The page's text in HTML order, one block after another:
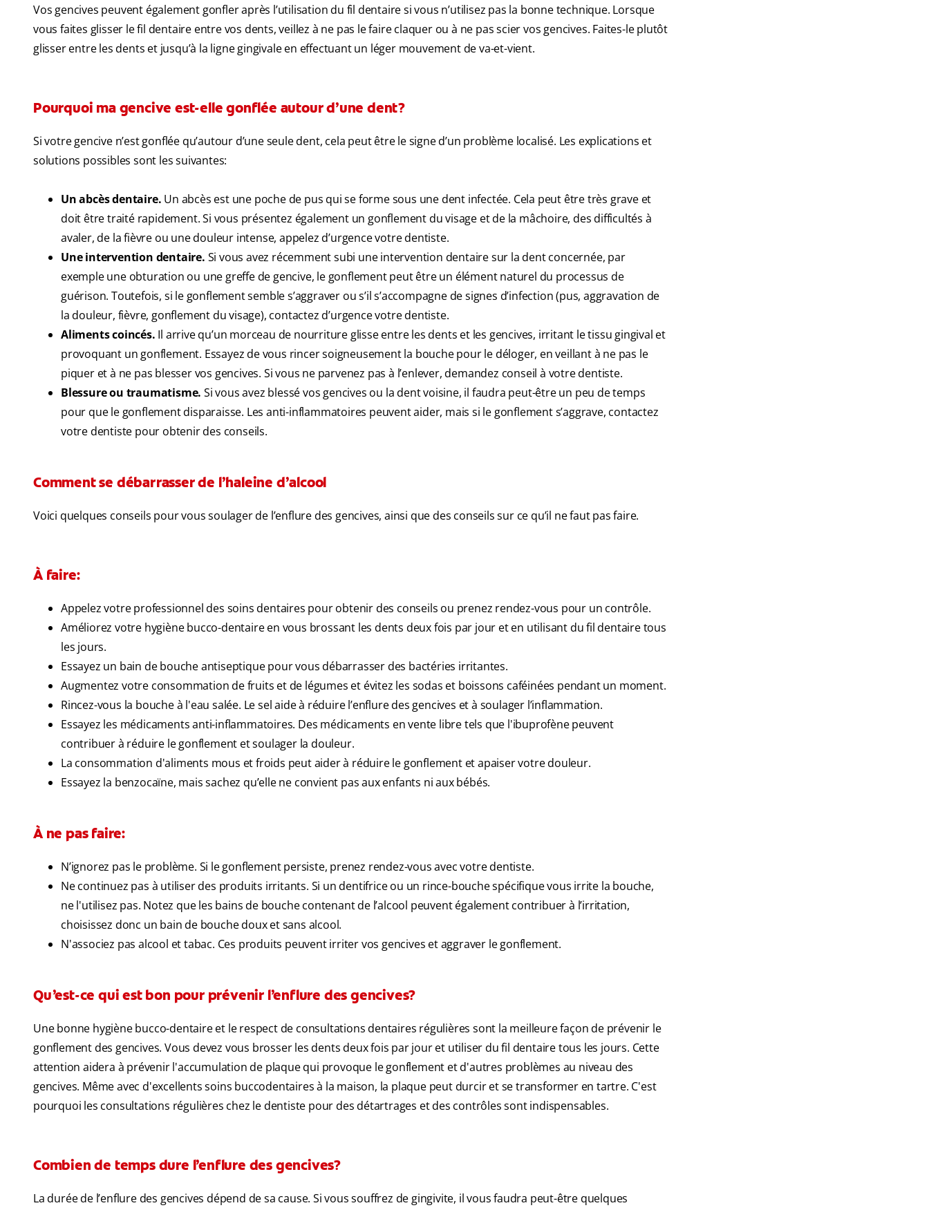
Vos gencives peuvent également gonfler après l’utilisation du fil dentaire si vous n’utilisez pas la bonne technique. Lorsque
vous faites glisser le fil dentaire entre vos dents, veillez à ne pas le faire claquer ou à ne pas scier vos gencives. Faites-le plutôt
glisser entre les dents et jusqu’à la ligne gingivale en effectuant un léger mouvement de va-et-vient.
Pourquoi ma gencive est-elle gonflée autour d’une dent?
Si votre gencive n’est gonflée qu’autour d’une seule dent, cela peut être le signe d’un problème localisé. Les explications et
solutions possibles sont les suivantes:
Un abcès dentaire. Un abcès est une poche de pus qui se forme sous une dent infectée. Cela peut être très grave et
doit être traité rapidement. Si vous présentez également un gonflement du visage et de la mâchoire, des difficultés à
avaler, de la fièvre ou une douleur intense, appelez d’urgence votre dentiste.
Une intervention dentaire. Si vous avez récemment subi une intervention dentaire sur la dent concernée, par
exemple une obturation ou une greffe de gencive, le gonflement peut être un élément naturel du processus de
guérison. Toutefois, si le gonflement semble s’aggraver ou s’il s’accompagne de signes d’infection (pus, aggravation de
la douleur, fièvre, gonflement du visage), contactez d’urgence votre dentiste.
Aliments coincés. Il arrive qu’un morceau de nourriture glisse entre les dents et les gencives, irritant le tissu gingival et
provoquant un gonflement. Essayez de vous rincer soigneusement la bouche pour le déloger, en veillant à ne pas le
piquer et à ne pas blesser vos gencives. Si vous ne parvenez pas à l’enlever, demandez conseil à votre dentiste.
Blessure ou traumatisme. Si vous avez blessé vos gencives ou la dent voisine, il faudra peut-être un peu de temps
pour que le gonflement disparaisse. Les anti-inflammatoires peuvent aider, mais si le gonflement s’aggrave, contactez
votre dentiste pour obtenir des conseils.
Comment se débarrasser de l’haleine d’alcool
Voici quelques conseils pour vous soulager de l’enflure des gencives, ainsi que des conseils sur ce qu’il ne faut pas faire.
À faire:
Appelez votre professionnel des soins dentaires pour obtenir des conseils ou prenez rendez-vous pour un contrôle.
Améliorez votre hygiène bucco-dentaire en vous brossant les dents deux fois par jour et en utilisant du fil dentaire tous
les jours.
Essayez un bain de bouche antiseptique pour vous débarrasser des bactéries irritantes.
Augmentez votre consommation de fruits et de légumes et évitez les sodas et boissons caféinées pendant un moment.
Rincez-vous la bouche à l'eau salée. Le sel aide à réduire l’enflure des gencives et à soulager l’inflammation.
Essayez les médicaments anti-inflammatoires. Des médicaments en vente libre tels que l'ibuprofène peuvent
contribuer à réduire le gonflement et soulager la douleur.
La consommation d'aliments mous et froids peut aider à réduire le gonflement et apaiser votre douleur.
Essayez la benzocaïne, mais sachez qu’elle ne convient pas aux enfants ni aux bébés.
À ne pas faire:
N’ignorez pas le problème. Si le gonflement persiste, prenez rendez-vous avec votre dentiste.
Ne continuez pas à utiliser des produits irritants. Si un dentifrice ou un rince-bouche spécifique vous irrite la bouche,
ne l'utilisez pas. Notez que les bains de bouche contenant de l’alcool peuvent également contribuer à l’irritation,
choisissez donc un bain de bouche doux et sans alcool.
N'associez pas alcool et tabac. Ces produits peuvent irriter vos gencives et aggraver le gonflement.
Qu’est-ce qui est bon pour prévenir l’enflure des gencives?
Une bonne hygiène bucco-dentaire et le respect de consultations dentaires régulières sont la meilleure façon de prévenir le
gonflement des gencives. Vous devez vous brosser les dents deux fois par jour et utiliser du fil dentaire tous les jours. Cette
attention aidera à prévenir l'accumulation de plaque qui provoque le gonflement et d'autres problèmes au niveau des
gencives. Même avec d'excellents soins buccodentaires à la maison, la plaque peut durcir et se transformer en tartre. C'est
pourquoi les consultations régulières chez le dentiste pour des détartrages et des contrôles sont indispensables.
Combien de temps dure l’enflure des gencives?
La durée de l’enflure des gencives dépend de sa cause. Si vous souffrez de gingivite, il vous faudra peut-être quelques